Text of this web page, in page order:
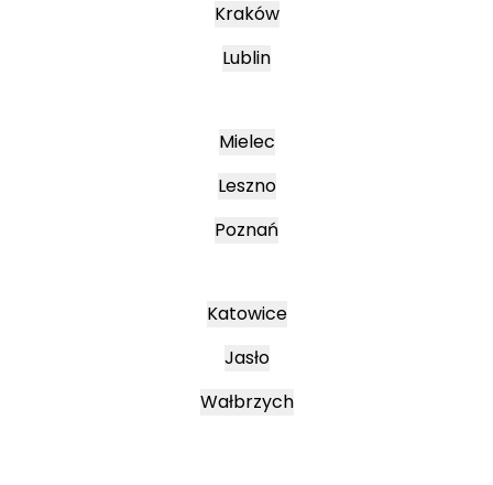
Kraków
Lublin
Mielec
Leszno
Poznań
Katowice
Jasło
Wałbrzych